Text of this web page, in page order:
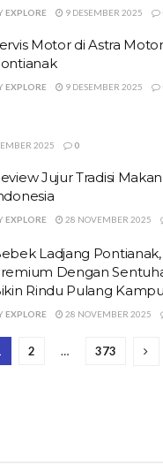
EXPLORE 9 DESEMBER 2025
Motor di Astra
EXPLORE 9 DESEMBER 2025
2025 0
Jujur Tradisi
EXPLORE 28 NOVEMBER 2025
Ladjang
Dengan
Rindu Pulang
EXPLORE 28 NOVEMBER 2025
2 … 373